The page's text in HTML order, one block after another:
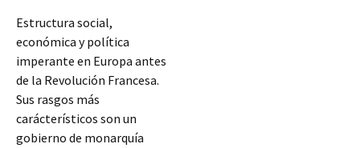
Estructura social,
económica y política
imperante en Europa antes
de la Revolución Francesa.
Sus rasgos más
carácterísticos son un
gobierno de monarquía